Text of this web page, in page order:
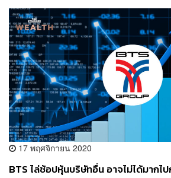
17 พฤศจิกายน 2020
BTS ไล่ช้อปหุ้นบริษัทอื่น อาจไม่ได้มากไป